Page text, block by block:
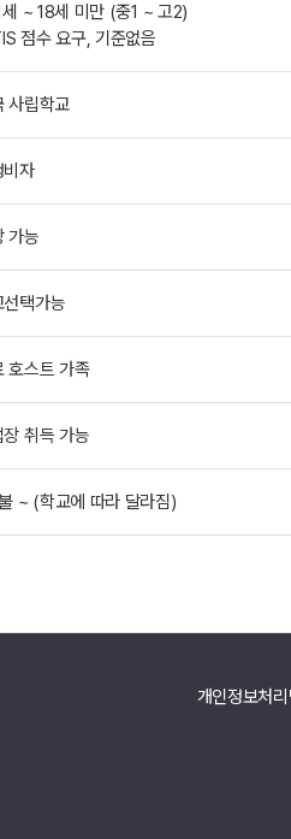
세 ~ 18세 미만 (중1 ~ 고2)
점수 요구, 기준없음
사립학교
비자
가능
선택가능
호스트 가족
장 취득 가능
~ (학교에 따라 달라짐)
개인정보처